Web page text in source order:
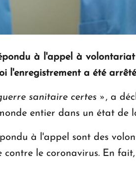
à l'appel à
l'enregistrement a été
sanitaire certes », a
entier dans un état de
à l'appel sont des
contre le coronavirus. En